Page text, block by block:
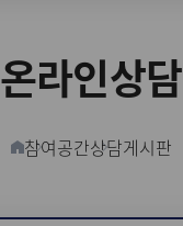
온라인상담
참여공간상담게시판